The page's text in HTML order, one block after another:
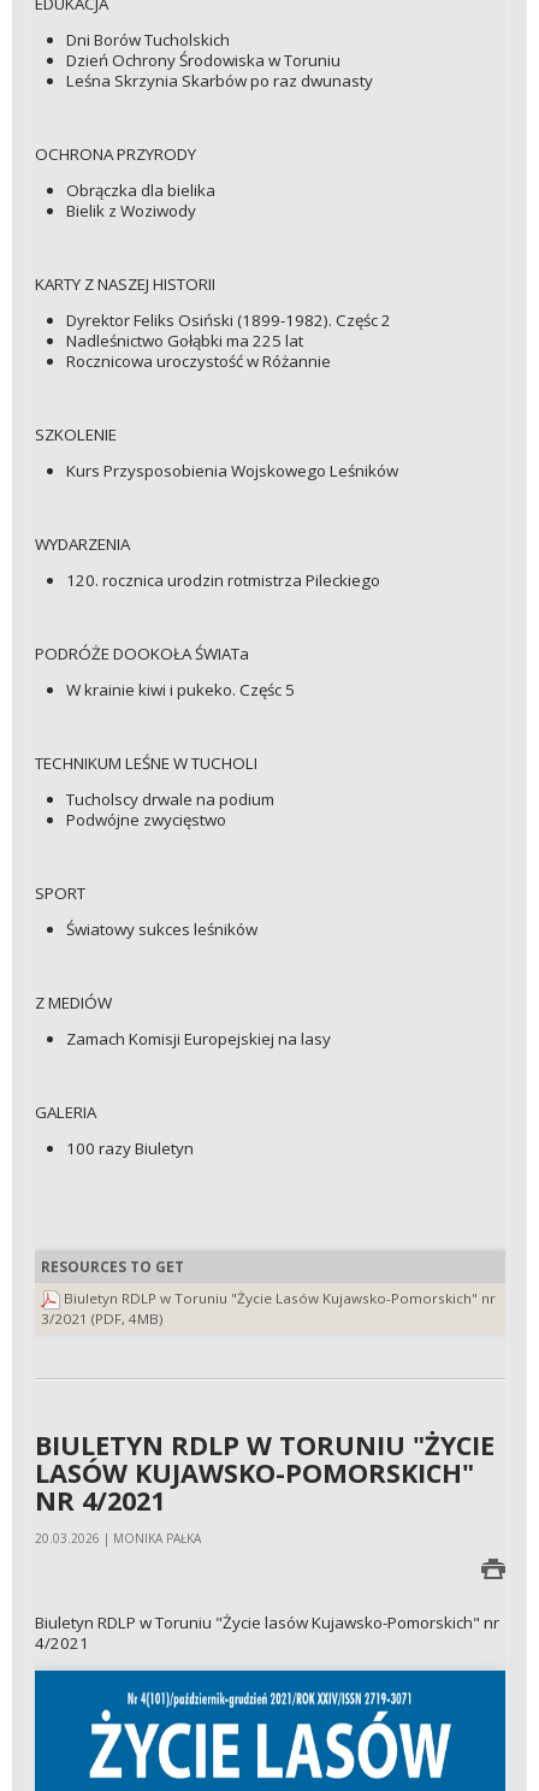
Dni Borów Tucholskich
Dzień Ochrony Środowiska w Toruniu
Leśna Skrzynia Skarbów po raz dwunasty
OCHRONA PRZYRODY
Obrączka dla bielika
Bielik z Woziwody
KARTY Z NASZEJ HISTORII
Dyrektor Feliks Osiński (1899-1982). Częśc 2
Nadleśnictwo Gołąbki ma 225 lat
Rocznicowa uroczystość w Różannie
SZKOLENIE
Kurs Przysposobienia Wojskowego Leśników
WYDARZENIA
120. rocznica urodzin rotmistrza Pileckiego
PODRÓŻE DOOKOŁA ŚWIATa
W krainie kiwi i pukeko. Częśc 5
TECHNIKUM LEŚNE W TUCHOLI
Tucholscy drwale na podium
Podwójne zwycięstwo
SPORT
Światowy sukces leśników
Z MEDIÓW
Zamach Komisji Europejskiej na lasy
GALERIA
100 razy Biuletyn
RESOURCES TO GET
Biuletyn RDLP w Toruniu "Życie Lasów Kujawsko-Pomorskich" nr
3/2021 (PDF, 4MB)
BIULETYN RDLP W TORUNIU "ŻYCIE
LASÓW KUJAWSKO-POMORSKICH"
NR 4/2021
20.03.2026 | MONIKA PAŁKA
Biuletyn RDLP w Toruniu "Życie lasów Kujawsko-Pomorskich" nr
4/2021